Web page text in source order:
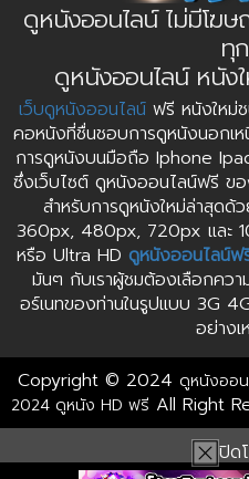
ดูหนังออนไลน์ ไม่มีโฆ
ทุ
ดูหนังออนไลน์ หนัง
เว็บดูหนังออนไลน์ ฟรี หนังใหม่
คอหนังที่ชื่นชอบการดูหนังนอกเห
การดูหนังบนมือถือ Iphone
ซึ่งเว็บไซต์ ดูหนังออนไลน์ฟรี ขอ
สำหรับการดูหนังใหม่ล่าสุด
360px, 480px, 720px และ
หรือ Ultra HD ดูหนังออนไลน์ฟ
มันๆ กับเราผู้ชมต้องเลือกควา
อร์เนทของท่านในรูปแบบ 3G
อย่างเ
Copyright © 2024 ดูหนังออ
2024 ดูหนัง HD ฟรี All Right
ปิด